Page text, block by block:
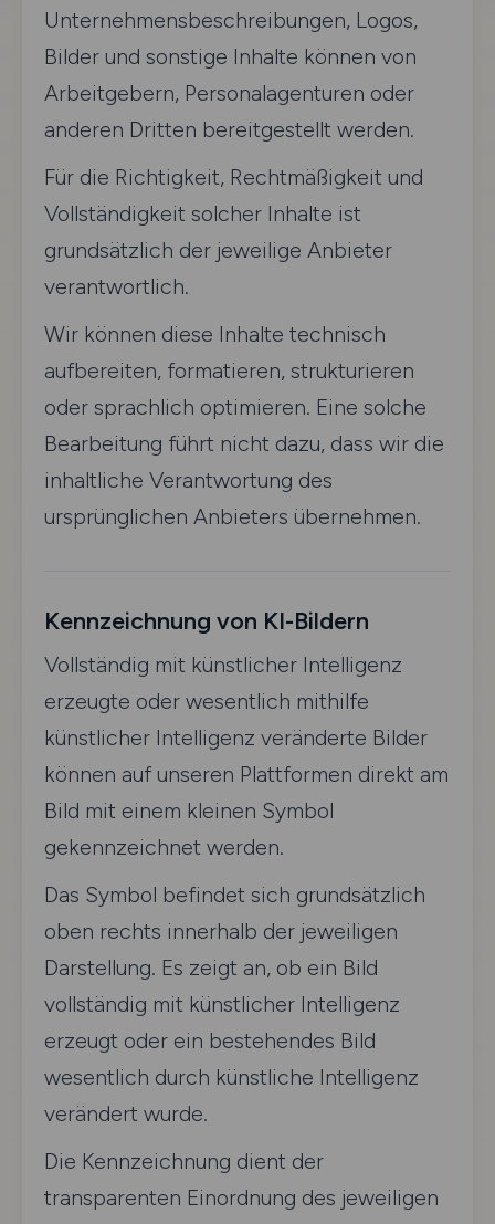
Unternehmensbeschreibungen, Logos,
Bilder und sonstige Inhalte können von
Arbeitgebern, Personalagenturen oder
anderen Dritten bereitgestellt werden.
Für die Richtigkeit, Rechtmäßigkeit und
Vollständigkeit solcher Inhalte ist
grundsätzlich der jeweilige Anbieter
verantwortlich.
Wir können diese Inhalte technisch
aufbereiten, formatieren, strukturieren
oder sprachlich optimieren. Eine solche
Bearbeitung führt nicht dazu, dass wir die
inhaltliche Verantwortung des
ursprünglichen Anbieters übernehmen.
Kennzeichnung von KI-Bildern
Vollständig mit künstlicher Intelligenz
erzeugte oder wesentlich mithilfe
künstlicher Intelligenz veränderte Bilder
können auf unseren Plattformen direkt am
Bild mit einem kleinen Symbol
gekennzeichnet werden.
Das Symbol befindet sich grundsätzlich
oben rechts innerhalb der jeweiligen
Darstellung. Es zeigt an, ob ein Bild
vollständig mit künstlicher Intelligenz
erzeugt oder ein bestehendes Bild
wesentlich durch künstliche Intelligenz
verändert wurde.
Die Kennzeichnung dient der
transparenten Einordnung des jeweiligen